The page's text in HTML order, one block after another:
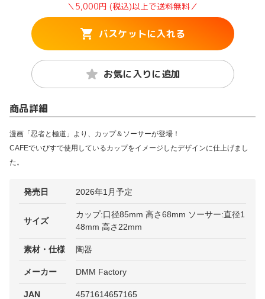
＼5,000円 (税込)以上で送料無料／
バスケットに入れる
お気に入りに追加
商品詳細
漫画「忍者と極道」より、カップ＆ソーサーが登場！
CAFEでいびすで使用しているカップをイメージしたデザインに仕上げまし
た。
発売日 2026年1月予定
サイズ
カップ:口径85mm 高さ68mm ソーサー:直径1
48mm 高さ22mm
素材・仕様 陶器
メーカー DMM Factory
JAN 4571614657165